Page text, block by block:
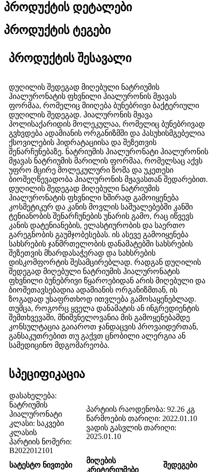
პროდუქტის დეტალები
პროდუქტის ტეგები
პროდუქტის შესავალი
დუღილის შედეგად მიღებული ნატრიუმის
ჰიალურონატის ფხვნილი ჰიალურონის მჟავას
ფორმაა, რომელიც მიიღება ბუნებრივი ბაქტერიული
დუღილის შედეგად. ჰიალურონის მჟავა
პოლისაქარიდის მოლეკულაა, რომელიც ბუნებრივად
გვხვდება ადამიანის ორგანიზმში და პასუხისმგებელია
ქსოვილების ჰიდრატაციისა და შეზეთვის
შენარჩუნებაზე. ნატრიუმის ჰიალურონატი ჰიალურონის
მჟავას ნატრიუმის მარილის ფორმაა, რომელსაც აქვს
უფრო მცირე მოლეკულური ზომა და უკეთესი
ბიოშეღწევადობა ჰიალურონის მჟავასთან შედარებით.
დუღილის შედეგად მიღებული ნატრიუმის
ჰიალურონატის ფხვნილი ხშირად გამოიყენება
კოსმეტიკურ და კანის მოვლის საშუალებებში კანში
ტენიანობის შენარჩუნების უნარის გამო, რაც იწვევს
კანის დატენიანების, ელასტიურობის და საერთო
გარეგნობის გაუმჯობესებას. ის ასევე გამოიყენება
სახსრების ჯანმრთელობის დანამატებში სახსრების
შეზეთვის მხარდასაჭერად და სახსრების
დისკომფორტის შესამცირებლად. რადგან დუღილის
შედეგად მიღებული ნატრიუმის ჰიალურონატის
ფხვნილი ბუნებრივი წყაროებიდან არის მიღებული და
ბიოშეთავსებადია ადამიანის ორგანიზმთან, ის
ზოგადად უსაფრთხოდ ითვლება გამოსაყენებლად.
თუმცა, როგორც ყველა დანამატის ან ინგრედიენტის
შემთხვევაში, მნიშვნელოვანია მის გამოყენებამდე
კონსულტაცია გაიაროთ ჯანდაცვის პროვაიდერთან,
განსაკუთრებით თუ გაქვთ ცნობილი ალერგია ან
სამედიცინო მდგომარეობა.
სპეციფიკაცია
დასახელება:
ნატრიუმის
ჰიალურონატი
კლასი: საკვები
კლასის
პარტიის ნომერი:
B2022012101
პარტიის რაოდენობა: 92.26 კგ
წარმოების თარიღი: 2022.01.10
ვადის გასვლის თარიღი:
2025.01.10
სატესტო ნივთები
მიღების
კრიტერიუმები
შედეგები